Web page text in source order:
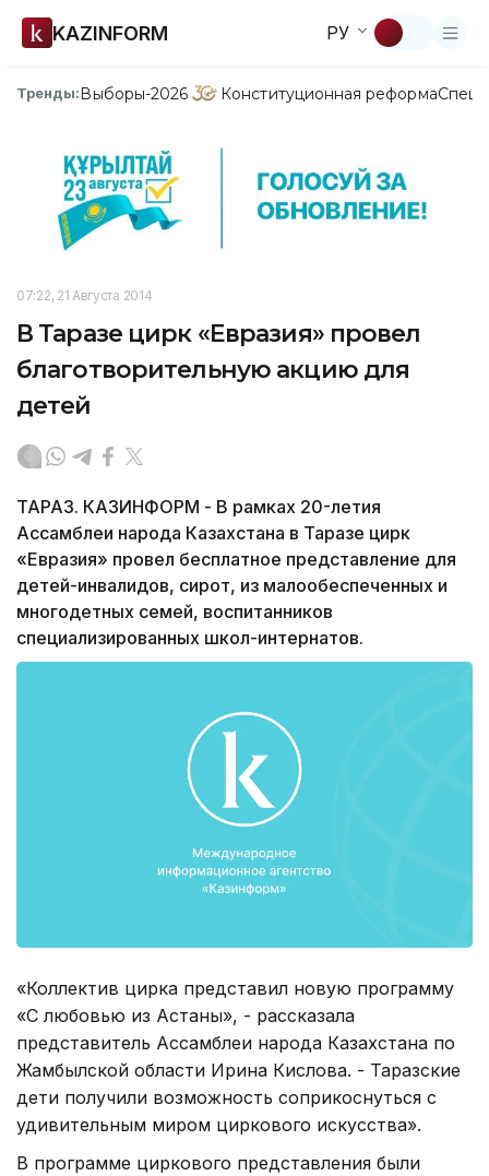
KAZINFORM РУ
Тренды:Выборы-2026 Конституционная реформа
07:22, 21 Августа 2014
В Таразе цирк «Евразия» провел
благотворительную акцию для
детей
ТАРАЗ. КАЗИНФОРМ - В рамках 20-летия
Ассамблеи народа Казахстана в Таразе цирк
«Евразия» провел бесплатное представление для
детей-инвалидов, сирот, из малообеспеченных и
многодетных семей, воспитанников
специализированных школ-интернатов.
«Коллектив цирка представил новую программу
«С любовью из Астаны», - рассказала
представитель Ассамблеи народа Казахстана по
Жамбылской области Ирина Кислова. - Таразские
дети получили возможность соприкоснуться с
удивительным миром циркового искусства».
В программе циркового представления были